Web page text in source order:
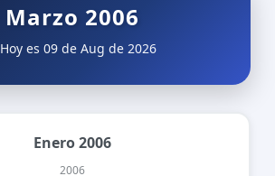
Marzo 2006
Hoy es 09 de Aug de 2026
Enero 2006
2006